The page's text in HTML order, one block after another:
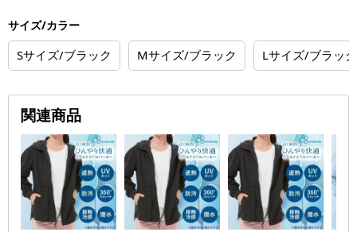
サイズ/カラー
Sサイズ/ブラック Mサイズ/ブラック Lサイズ/ブラック
関連商品